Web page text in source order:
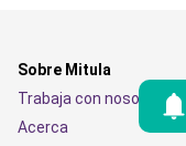
Sobre Mitula
Trabaja con nosotros
Acerca